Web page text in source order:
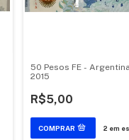
50 Pesos FE -
2015
R$5,00
2 em